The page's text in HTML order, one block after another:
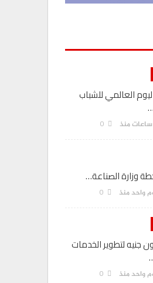
العالمي للشباب
وزارة الصناعة…
واحد منذ
أكثر من 100 مليون جنيه لتطوير الخدمات
واحد منذ